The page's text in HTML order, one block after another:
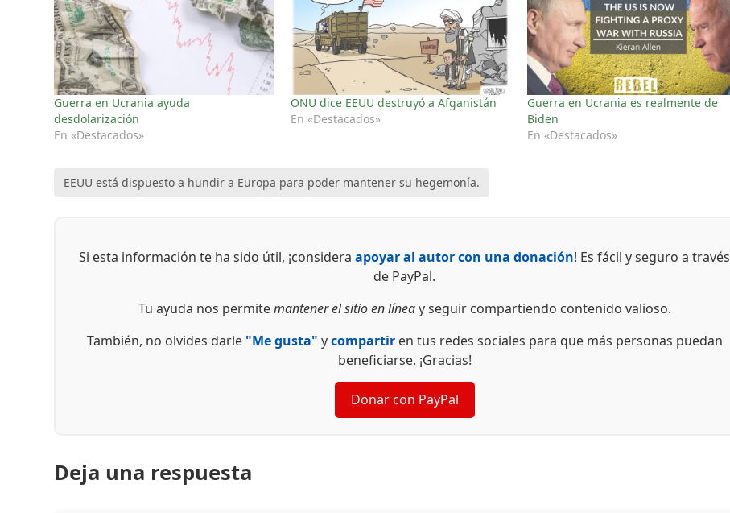
Guerra en Ucrania ayuda
desdolarización
En «Destacados»
ONU dice EEUU destruyó a Afganistán
En «Destacados»
Guerra en Ucrania es realmente de
Biden
En «Destacados»
EEUU está dispuesto a hundir a Europa para poder mantener su hegemonía.
Si esta información te ha sido útil, ¡consideraapoyar al autor con una donación! Es fácil y seguro a través
de PayPal.
Tu ayuda nos permitemantener el sitio en líneay seguir compartiendo contenido valioso.
También, no olvides darle "Me gusta" ycompartiren tus redes sociales para que más personas puedan
beneficiarse. ¡Gracias!
Donar con PayPal
Deja una respuesta